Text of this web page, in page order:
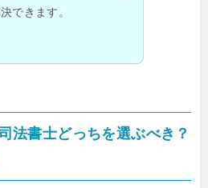
できます。
法書士どっちを選ぶべき？